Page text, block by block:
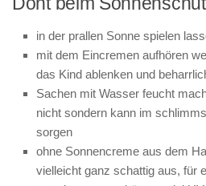
in der prallen Sonne spielen
mit dem Eincremen aufhören
das Kind ablenken und
Sachen mit Wasser feucht
nicht sondern kann im
sorgen
ohne Sonnencreme aus dem
vielleicht ganz schattig aus, für